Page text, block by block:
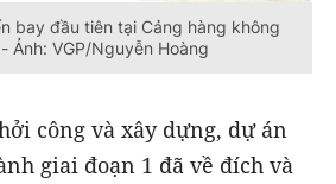
bay đầu tiên tại Cảng hàng không
Ảnh: VGP/Nguyễn Hoàng
công và xây dựng, dự án
giai đoạn 1 đã về đích và